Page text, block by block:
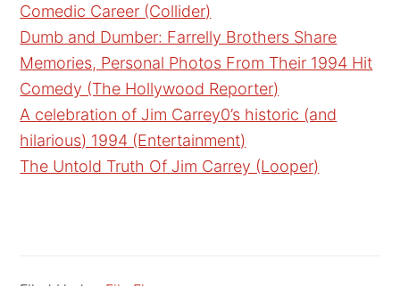
Comedic Career (Collider)
Dumb and Dumber: Farrelly Brothers Share
Memories, Personal Photos From Their 1994 Hit
Comedy (The Hollywood Reporter)
A celebration of Jim Carrey0’s historic (and
hilarious) 1994 (Entertainment)
The Untold Truth Of Jim Carrey (Looper)